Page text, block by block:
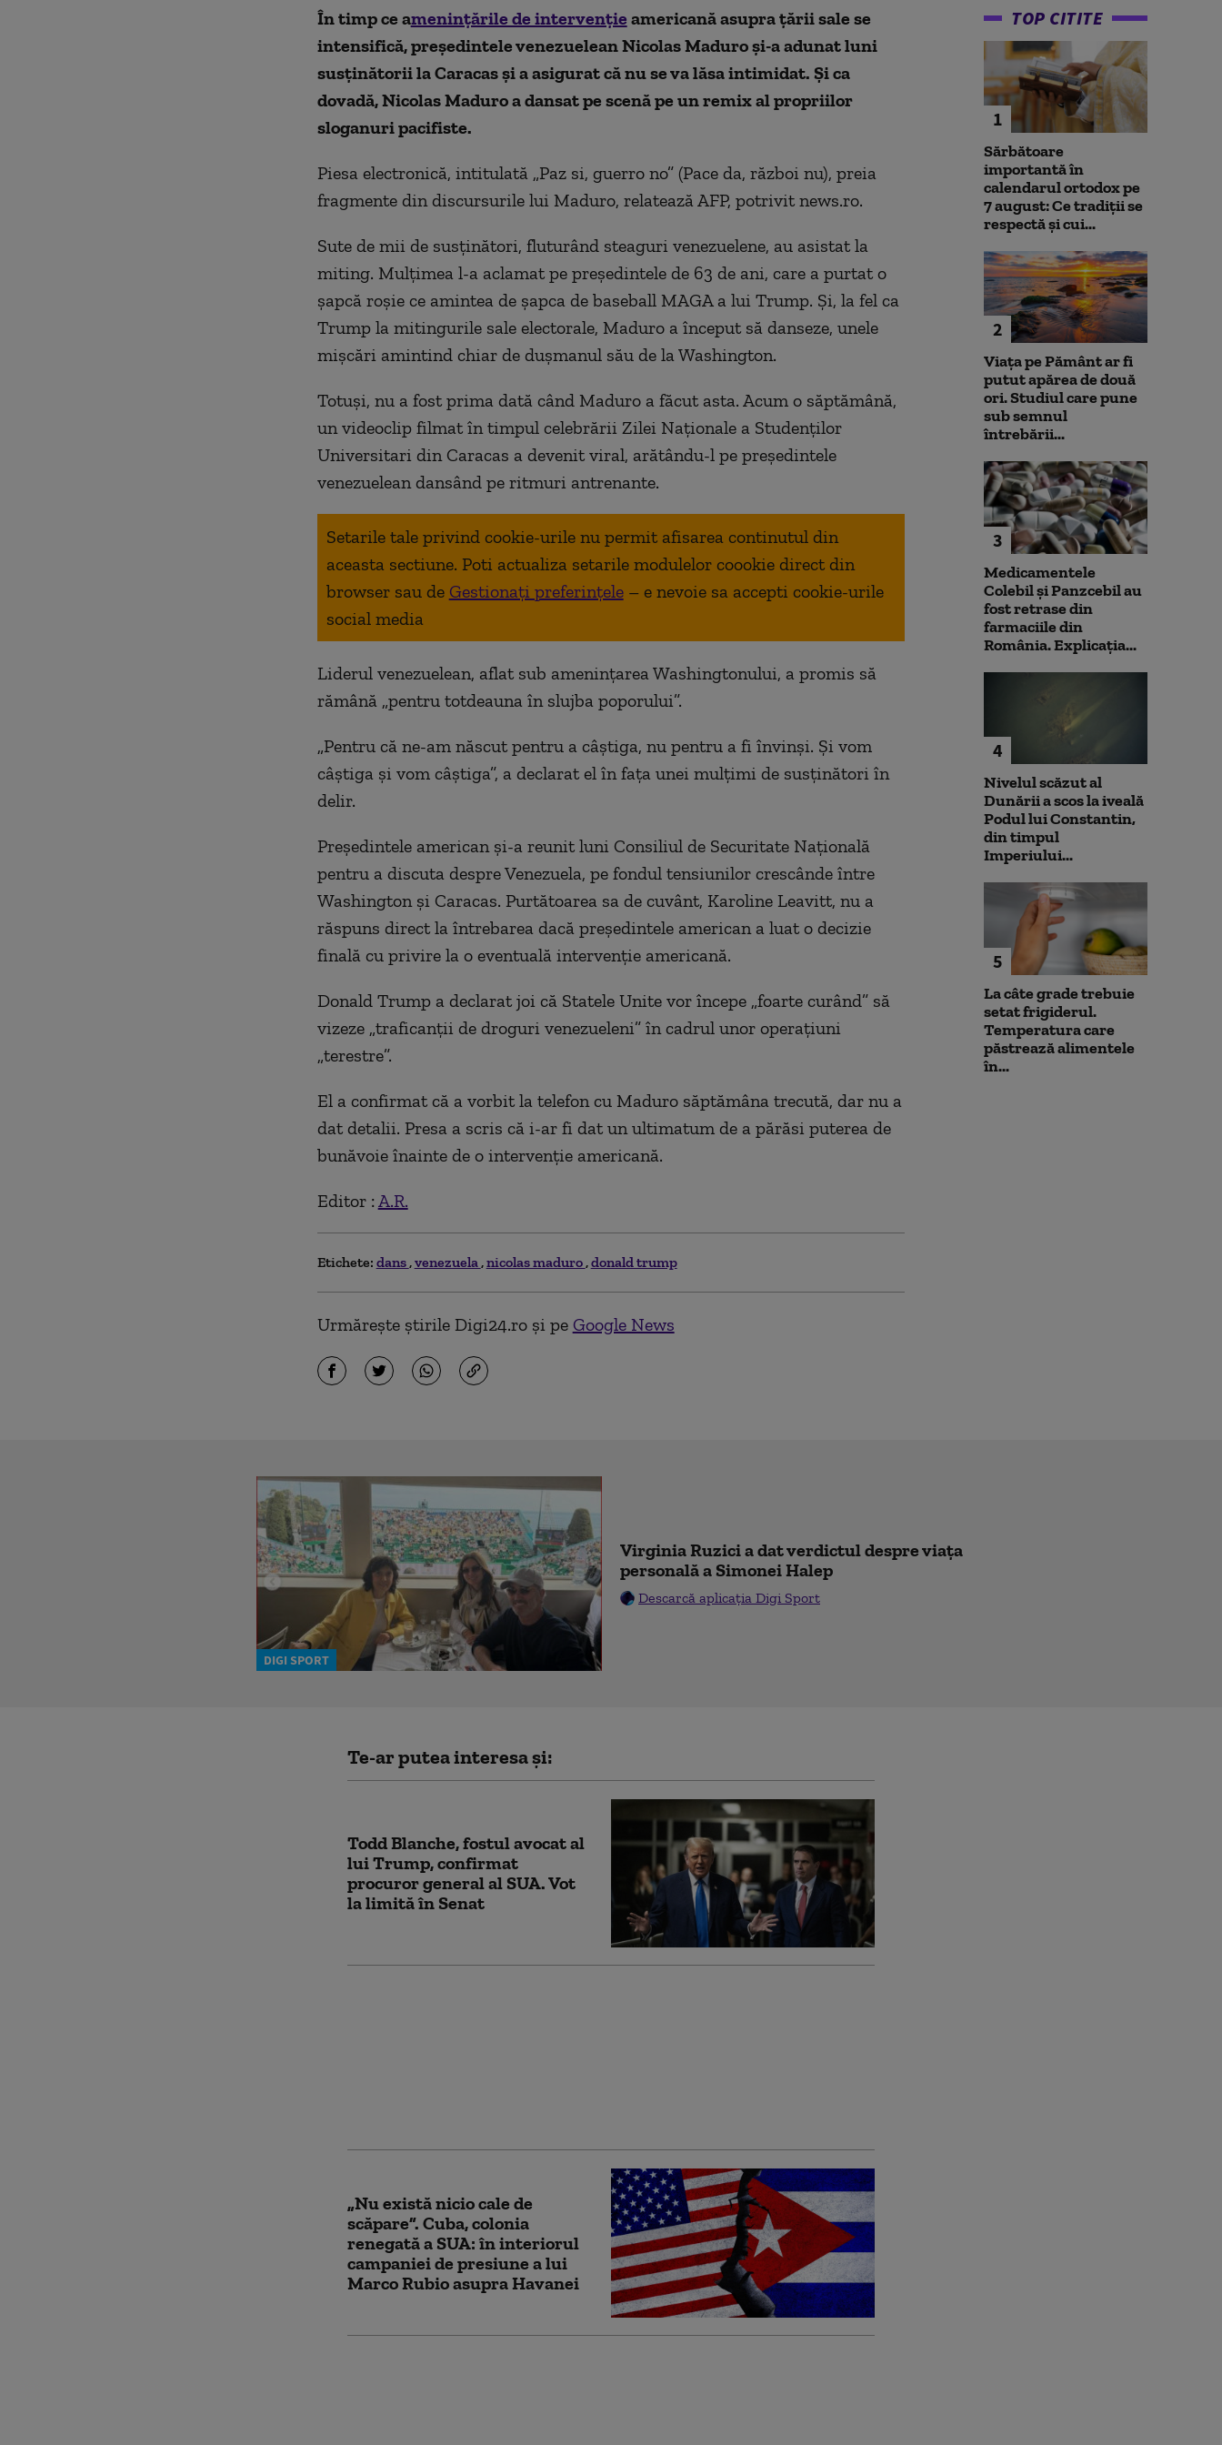
În timp ce ameninţările de intervenţie americană asupra ţării sale se
intensifică, preşedintele venezuelean Nicolas Maduro şi-a adunat luni
susţinătorii la Caracas şi a asigurat că nu se va lăsa intimidat. Şi ca
dovadă, Nicolas Maduro a dansat pe scenă pe un remix al propriilor
sloganuri pacifiste.
Piesa electronică, intitulată „Paz si, guerro no” (Pace da, război nu), preia
fragmente din discursurile lui Maduro, relatează AFP, potrivit news.ro.
Sute de mii de susţinători, fluturând steaguri venezuelene, au asistat la
miting. Mulţimea l-a aclamat pe preşedintele de 63 de ani, care a purtat o
şapcă roşie ce amintea de şapca de baseball MAGA a lui Trump. Şi, la fel ca
Trump la mitingurile sale electorale, Maduro a început să danseze, unele
mişcări amintind chiar de duşmanul său de la Washington.
Totuşi, nu a fost prima dată când Maduro a făcut asta. Acum o săptămână,
un videoclip filmat în timpul celebrării Zilei Naţionale a Studenţilor
Universitari din Caracas a devenit viral, arătându-l pe preşedintele
venezuelean dansând pe ritmuri antrenante.
Setarile tale privind cookie-urile nu permit afisarea continutul din
aceasta sectiune. Poti actualiza setarile modulelor coookie direct din
browser sau de Gestionați preferințele – e nevoie sa accepti cookie-urile
social media
Liderul venezuelean, aflat sub ameninţarea Washingtonului, a promis să
rămână „pentru totdeauna în slujba poporului”.
„Pentru că ne-am născut pentru a câştiga, nu pentru a fi învinşi. Şi vom
câştiga şi vom câştiga”, a declarat el în faţa unei mulţimi de susţinători în
delir.
Preşedintele american şi-a reunit luni Consiliul de Securitate Naţională
pentru a discuta despre Venezuela, pe fondul tensiunilor crescânde între
Washington şi Caracas. Purtătoarea sa de cuvânt, Karoline Leavitt, nu a
răspuns direct la întrebarea dacă preşedintele american a luat o decizie
finală cu privire la o eventuală intervenţie americană.
Donald Trump a declarat joi că Statele Unite vor începe „foarte curând” să
vizeze „traficanţii de droguri venezueleni” în cadrul unor operaţiuni
„terestre”.
El a confirmat că a vorbit la telefon cu Maduro săptămâna trecută, dar nu a
dat detalii. Presa a scris că i-ar fi dat un ultimatum de a părăsi puterea de
bunăvoie înainte de o intervenţie americană.
Editor : A.R.
Etichete: dans venezuela nicolas maduro donald trump
Urmărește știrile Digi24.ro și pe Google News
TOP CITITE
1
Sărbătoare
importantă în
calendarul ortodox pe
7 august: Ce tradiții se
respectă și cui...
2
Viața pe Pământ ar fi
putut apărea de două
ori. Studiul care pune
sub semnul
întrebării...
3
Medicamentele
Colebil și Panzcebil au
fost retrase din
farmaciile din
România. Explicația...
4
Nivelul scăzut al
Dunării a scos la iveală
Podul lui Constantin,
din timpul
Imperiului...
5
La câte grade trebuie
setat frigiderul.
Temperatura care
păstrează alimentele
în...
DIGI SPORT
Virginia Ruzici a dat verdictul despre viața
personală a Simonei Halep
Descarcă aplicația Digi Sport
Te-ar putea interesa și:
Todd Blanche, fostul avocat al
lui Trump, confirmat
procuror general al SUA. Vot
la limită în Senat
„Nu există nicio cale de
scăpare”. Cuba, colonia
renegată a SUA: în interiorul
campaniei de presiune a lui
Marco Rubio asupra Havanei